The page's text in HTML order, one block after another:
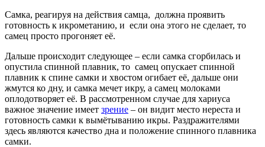
Самка, реагируя на действия самца, должна проявить
готовность к икрометанию, и если она этого не сделает, то
самец просто прогоняет её.
Дальше происходит следующее – если самка сгорбилась и
опустила спинной плавник, то самец опускает спинной
плавник к спине самки и хвостом огибает её, дальше они
жмутся ко дну, и самка мечет икру, а самец молоками
оплодотворяет её. В рассмотренном случае для хариуса
важное значение имеет зрение – он видит место нереста и
готовность самки к вымётыванию икры. Раздражителями
здесь являются качество дна и положение спинного плавника
самки.